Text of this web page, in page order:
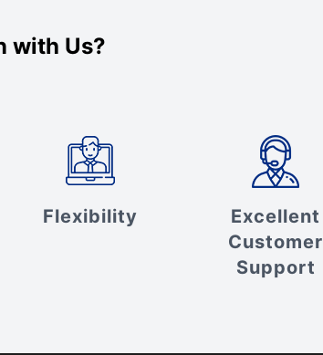
with Us?
Flexibility
Excellent
Customer
Support